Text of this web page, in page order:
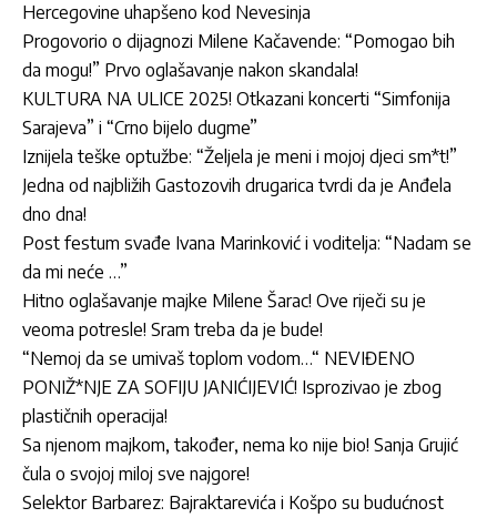
Hercegovine uhapšeno kod Nevesinja
Progovorio o dijagnozi Milene Kačavende: “Pomogao bih
da mogu!” Prvo oglašavanje nakon skandala!
KULTURA NA ULICE 2025! Otkazani koncerti “Simfonija
Sarajeva” i “Crno bijelo dugme”
Iznijela teške optužbe: “Željela je meni i mojoj djeci sm*t!”
Jedna od najbližih Gastozovih drugarica tvrdi da je Anđela
dno dna!
Post festum svađe Ivana Marinković i voditelja: “Nadam se
da mi neće …”
Hitno oglašavanje majke Milene Šarac! Ove riječi su je
veoma potresle! Sram treba da je bude!
“Nemoj da se umivaš toplom vodom…“ NEVIĐENO
PONIŽ*NJE ZA SOFIJU JANIĆIJEVIĆ! Isprozivao je zbog
plastičnih operacija!
Sa njenom majkom, također, nema ko nije bio! Sanja Grujić
čula o svojoj miloj sve najgore!
Selektor Barbarez: Bajraktarevića i Košpo su budućnost